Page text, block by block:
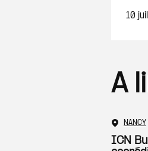
10
A
NANCY
ICN